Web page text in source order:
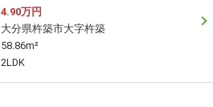
4.90万円
大分県杵築市大字杵築
58.86m²
2LDK